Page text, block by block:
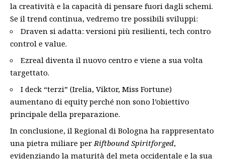
la creatività e la capacità di pensare fuori dagli schemi.
Se il trend continua, vedremo tre possibili sviluppi:
Draven si adatta: versioni più resilienti, tech contro
control e value.
Ezreal diventa il nuovo centro e viene a sua volta
targettato.
I deck “terzi” (Irelia, Viktor, Miss Fortune)
aumentano di equity perché non sono l’obiettivo
principale della preparazione.
In conclusione, il Regional di Bologna ha rappresentato
una pietra miliare per Riftbound Spiritforged,
evidenziando la maturità del meta occidentale e la sua